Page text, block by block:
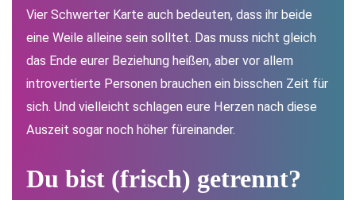
Vier Schwerter Karte auch bedeuten, dass ihr beide
eine Weile alleine sein solltet. Das muss nicht gleich
das Ende eurer Beziehung heißen, aber vor allem
introvertierte Personen brauchen ein bisschen Zeit für
sich. Und vielleicht schlagen eure Herzen nach diese
Auszeit sogar noch höher füreinander.
Du bist (frisch) getrennt?